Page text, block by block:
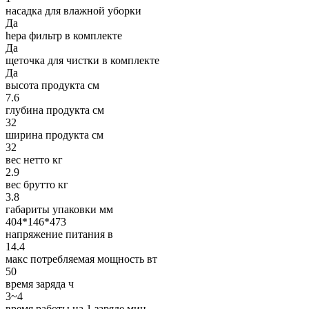
насадка для влажной уборки
Да
hepa фильтр в комплекте
Да
щеточка для чистки в комплекте
Да
высота продукта см
7.6
глубина продукта см
32
ширина продукта см
32
вес нетто кг
2.9
вес брутто кг
3.8
габариты упаковки мм
404*146*473
напряжение питания в
14.4
макс потребляемая мощность вт
50
время заряда ч
3~4